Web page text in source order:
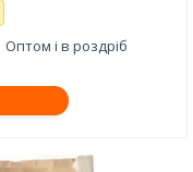
Оптом і в роздріб